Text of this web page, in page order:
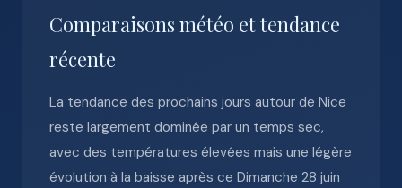
Comparaisons météo et tendance
récente
La tendance des prochains jours autour de Nice
reste largement dominée par un temps sec,
avec des températures élevées mais une légère
évolution à la baisse après ce Dimanche 28 juin